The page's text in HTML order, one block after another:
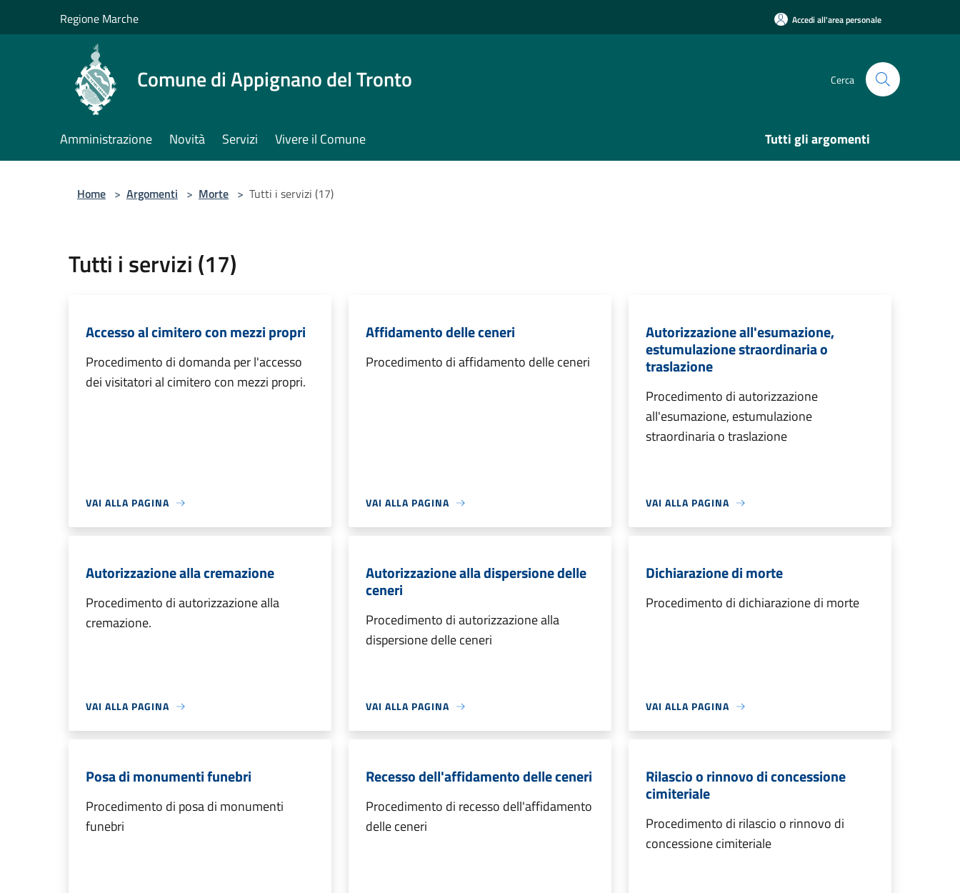
Regione Marche Accedi all'area personale
Comune di Appignano del Tronto Cerca
Amministrazione Novità Servizi Vivere il Comune Tutti gli argomenti
Home > Argomenti > Morte > Tutti i servizi (17)
Tutti i servizi (17)
Accesso al cimitero con mezzi propri
Procedimento di domanda per l'accesso
dei visitatori al cimitero con mezzi propri.
VAI ALLA PAGINA
Affidamento delle ceneri
Procedimento di affidamento delle ceneri
VAI ALLA PAGINA
Autorizzazione all'esumazione,
estumulazione straordinaria o
traslazione
Procedimento di autorizzazione
all'esumazione, estumulazione
straordinaria o traslazione
VAI ALLA PAGINA
Autorizzazione alla cremazione
Procedimento di autorizzazione alla
cremazione.
VAI ALLA PAGINA
Autorizzazione alla dispersione delle
ceneri
Procedimento di autorizzazione alla
dispersione delle ceneri
VAI ALLA PAGINA
Dichiarazione di morte
Procedimento di dichiarazione di morte
VAI ALLA PAGINA
Posa di monumenti funebri
Procedimento di posa di monumenti
funebri
Recesso dell'affidamento delle ceneri
Procedimento di recesso dell'affidamento
delle ceneri
Rilascio o rinnovo di concessione
cimiteriale
Procedimento di rilascio o rinnovo di
concessione cimiteriale